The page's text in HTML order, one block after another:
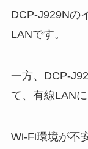
DCP-J929Nの
LANです。
一方、DCP-
て、有線LAN
Wi-Fi環境が不